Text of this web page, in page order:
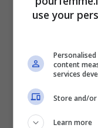
oppure
ritorni,
la terza
capitolo
Alice sono
loro periodi
use your
content
services
Store and/
Learn more